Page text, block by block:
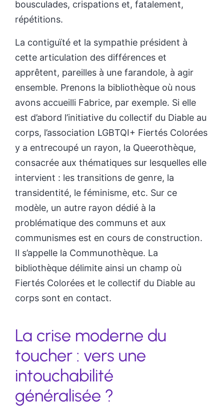
bousculades, crispations et, fatalement,
répétitions.
La contiguïté et la sympathie président à
cette articulation des différences et
apprêtent, pareilles à une farandole, à agir
ensemble. Prenons la bibliothèque où nous
avons accueilli Fabrice, par exemple. Si elle
est d’abord l’initiative du collectif du Diable au
corps, l’association LGBTQI+ Fiertés Colorées
y a entrecoupé un rayon, la Queerothèque,
consacrée aux thématiques sur lesquelles elle
intervient : les transitions de genre, la
transidentité, le féminisme, etc. Sur ce
modèle, un autre rayon dédié à la
problématique des communs et aux
communismes est en cours de construction.
Il s’appelle la Communothèque. La
bibliothèque délimite ainsi un champ où
Fiertés Colorées et le collectif du Diable au
corps sont en contact.
La crise moderne du
toucher : vers une
intouchabilité
généralisée ?